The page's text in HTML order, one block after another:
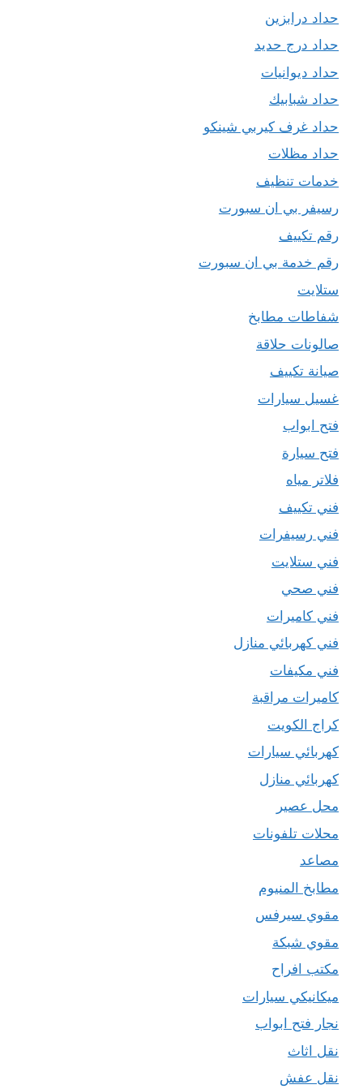
حداد درابزين
حداد درج حديد
حداد ديوانيات
حداد شبابيك
حداد غرف كيربي شينكو
حداد مظلات
خدمات تنظيف
رسيفر بي ان سبورت
رقم تكييف
رقم خدمة بي ان سبورت
ستلايت
شفاطات مطابخ
صالونات حلاقة
صيانة تكييف
غسيل سيارات
فتح ابواب
فتح سيارة
فلاتر مياه
فني تكييف
فني رسيفرات
فني ستلايت
فني صحي
فني كاميرات
فني كهربائي منازل
فني مكيفات
كاميرات مراقبة
كراج الكويت
كهربائي سيارات
كهربائي منازل
محل عصير
محلات تلفونات
مصاعد
مطابخ المنيوم
مقوي سيرفس
مقوي شبكة
مكتب افراح
ميكانيكي سيارات
نجار فتح ابواب
نقل اثاث
نقل عفش